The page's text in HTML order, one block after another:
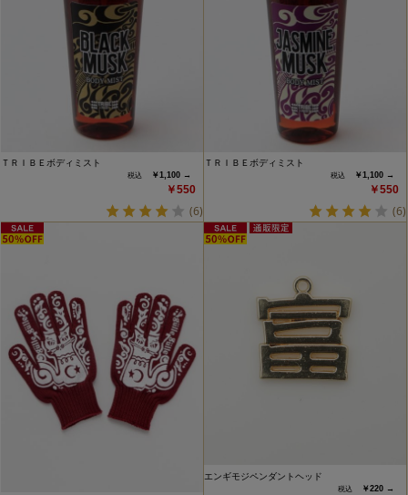
ＴＲＩＢＥボディミスト
￥1,100 →
￥550
(6)
ＴＲＩＢＥボディミスト
￥1,100 →
￥550
(6)
エンギモジペンダントヘッド
￥220 →